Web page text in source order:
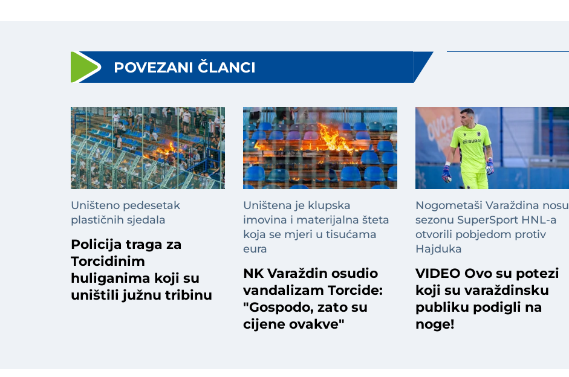
POVEZANI ČLANCI
Uništeno pedesetak
plastičnih sjedala
Policija traga za
Torcidinim
huliganima koji su
uništili južnu tribinu
Uništena je klupska
imovina i materijalna šteta
koja se mjeri u tisućama
eura
NK Varaždin osudio
vandalizam Torcide:
"Gospodo, zato su
cijene ovakve"
Nogometaši Varaždina nosu
sezonu SuperSport HNL-a
otvorili pobjedom protiv
Hajduka
VIDEO Ovo su potezi
koji su varaždinsku
publiku podigli na
noge!